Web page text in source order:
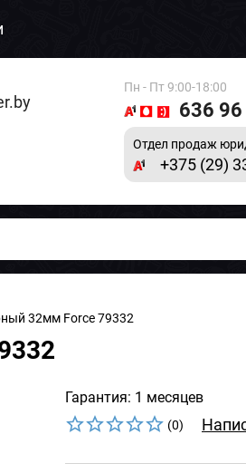
Пн - Пт 9:00-18:00
636 96
Отдел продаж
+375 (29)
32мм Force 79332
Гарантия: 1 месяцев
(0)